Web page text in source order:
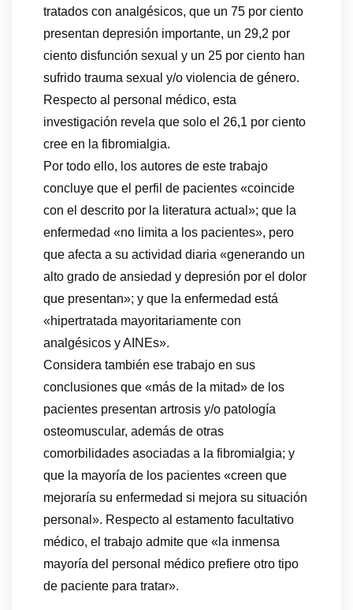
tratados con analgésicos, que un 75 por ciento
presentan depresión importante, un 29,2 por
ciento disfunción sexual y un 25 por ciento han
sufrido trauma sexual y/o violencia de género.
Respecto al personal médico, esta
investigación revela que solo el 26,1 por ciento
cree en la fibromialgia.
Por todo ello, los autores de este trabajo
concluye que el perfil de pacientes «coincide
con el descrito por la literatura actual»; que la
enfermedad «no limita a los pacientes», pero
que afecta a su actividad diaria «generando un
alto grado de ansiedad y depresión por el dolor
que presentan»; y que la enfermedad está
«hipertratada mayoritariamente con
analgésicos y AINEs».
Considera también ese trabajo en sus
conclusiones que «más de la mitad» de los
pacientes presentan artrosis y/o patología
osteomuscular, además de otras
comorbilidades asociadas a la fibromialgia; y
que la mayoría de los pacientes «creen que
mejoraría su enfermedad si mejora su situación
personal». Respecto al estamento facultativo
médico, el trabajo admite que «la inmensa
mayoría del personal médico prefiere otro tipo
de paciente para tratar».